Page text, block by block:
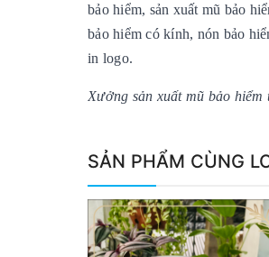
bảo hiểm, sản xuất mũ bảo
bảo hiểm có kính, nón bảo
in logo.
Xưởng sản xuất mũ bảo
SẢN PHẨM CÙNG